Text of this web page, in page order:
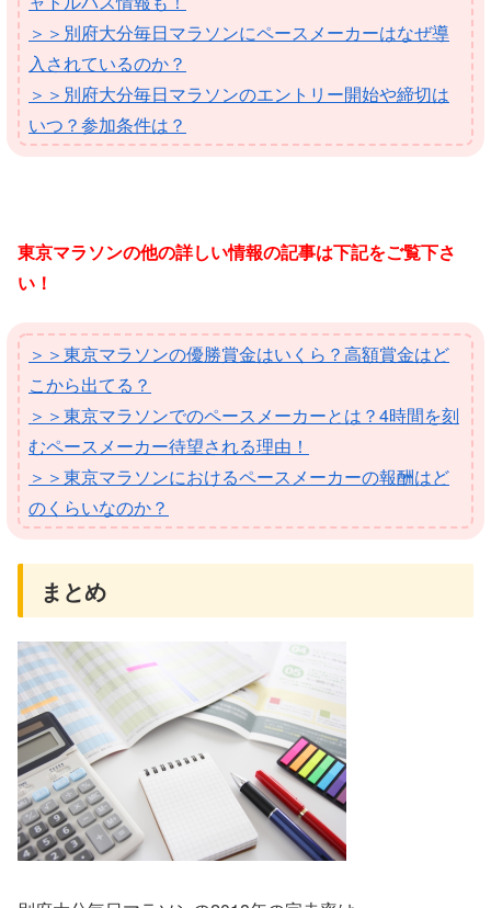
＞＞別府大分毎日マラソンにペースメーカーはなぜ導
入されているのか？
＞＞別府大分毎日マラソンのエントリー開始や締切は
いつ？参加条件は？
東京マラソンの他の詳しい情報の記事は下記をご覧下さ
い！
＞＞東京マラソンの優勝賞金はいくら？高額賞金はど
こから出てる？
＞＞東京マラソンでのペースメーカーとは？4時間を刻
むペースメーカー待望される理由！
＞＞東京マラソンにおけるペースメーカーの報酬はど
のくらいなのか？
まとめ